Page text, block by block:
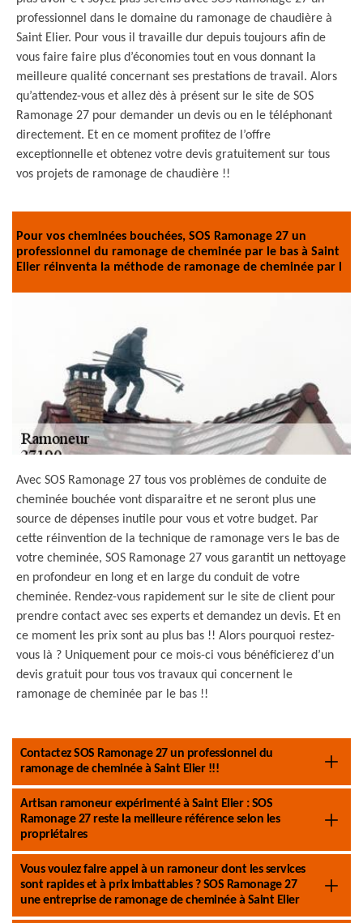
professionnel dans le domaine du ramonage de chaudière à
Saint Elier. Pour vous il travaille dur depuis toujours afin de
vous faire faire plus d’économies tout en vous donnant la
meilleure qualité concernant ses prestations de travail. Alors
qu’attendez-vous et allez dès à présent sur le site de SOS
Ramonage 27 pour demander un devis ou en le téléphonant
directement. Et en ce moment profitez de l’offre
exceptionnelle et obtenez votre devis gratuitement sur tous
vos projets de ramonage de chaudière !!
Pour vos cheminées bouchées, SOS Ramonage 27 un
professionnel du ramonage de cheminée par le bas à Saint
Elier réinventa la méthode de ramonage de cheminée par l
Avec SOS Ramonage 27 tous vos problèmes de conduite de
cheminée bouchée vont disparaitre et ne seront plus une
source de dépenses inutile pour vous et votre budget. Par
cette réinvention de la technique de ramonage vers le bas de
votre cheminée, SOS Ramonage 27 vous garantit un nettoyage
en profondeur en long et en large du conduit de votre
cheminée. Rendez-vous rapidement sur le site de client pour
prendre contact avec ses experts et demandez un devis. Et en
ce moment les prix sont au plus bas !! Alors pourquoi restez-
vous là ? Uniquement pour ce mois-ci vous bénéficierez d’un
devis gratuit pour tous vos travaux qui concernent le
ramonage de cheminée par le bas !!
Contactez SOS Ramonage 27 un professionnel du
ramonage de cheminée à Saint Elier !!!
Artisan ramoneur expérimenté à Saint Elier : SOS
Ramonage 27 reste la meilleure référence selon les
propriétaires
Vous voulez faire appel à un ramoneur dont les services
sont rapides et à prix imbattables ? SOS Ramonage 27
une entreprise de ramonage de cheminée à Saint Elier